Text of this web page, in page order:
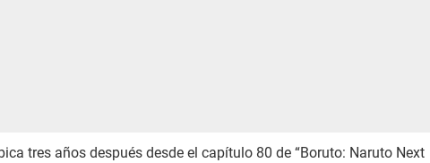
tres años después desde el capítulo 80 de “Boruto: Naruto Next